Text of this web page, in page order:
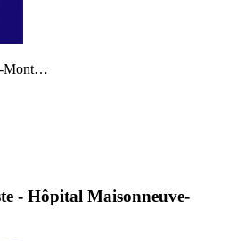
Mont…
- Hôpital Maisonneuve-